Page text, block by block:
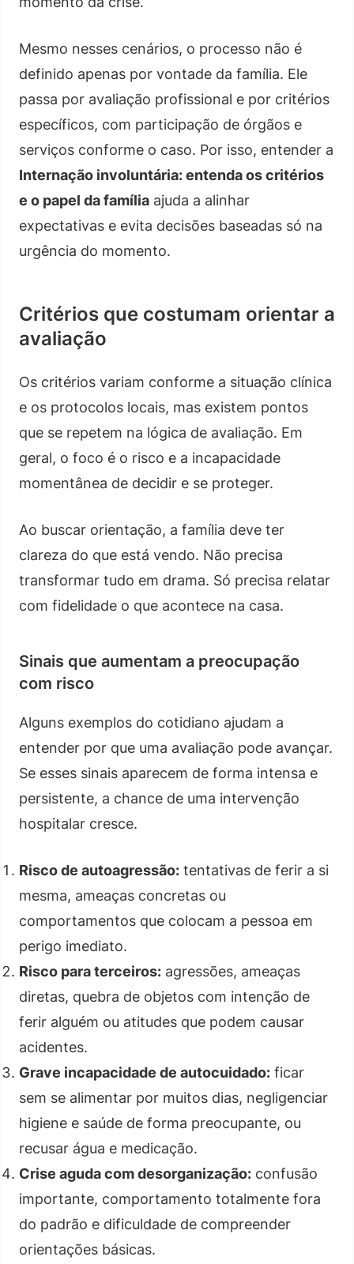
Mesmo nesses cenários, o processo não é
definido apenas por vontade da família. Ele
passa por avaliação profissional e por critérios
específicos, com participação de órgãos e
serviços conforme o caso. Por isso, entender a
Internação involuntária: entenda os critérios
e o papel da família ajuda a alinhar
expectativas e evita decisões baseadas só na
urgência do momento.
Critérios que costumam orientar a
avaliação
Os critérios variam conforme a situação clínica
e os protocolos locais, mas existem pontos
que se repetem na lógica de avaliação. Em
geral, o foco é o risco e a incapacidade
momentânea de decidir e se proteger.
Ao buscar orientação, a família deve ter
clareza do que está vendo. Não precisa
transformar tudo em drama. Só precisa relatar
com fidelidade o que acontece na casa.
Sinais que aumentam a preocupação
com risco
Alguns exemplos do cotidiano ajudam a
entender por que uma avaliação pode avançar.
Se esses sinais aparecem de forma intensa e
persistente, a chance de uma intervenção
hospitalar cresce.
Risco de autoagressão: tentativas de ferir a si
mesma, ameaças concretas ou
comportamentos que colocam a pessoa em
perigo imediato.
Risco para terceiros: agressões, ameaças
diretas, quebra de objetos com intenção de
ferir alguém ou atitudes que podem causar
acidentes.
Grave incapacidade de autocuidado: ficar
sem se alimentar por muitos dias, negligenciar
higiene e saúde de forma preocupante, ou
recusar água e medicação.
Crise aguda com desorganização: confusão
importante, comportamento totalmente fora
do padrão e dificuldade de compreender
orientações básicas.